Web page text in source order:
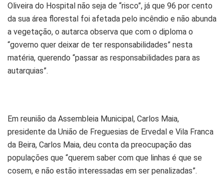
Oliveira do Hospital não seja de “risco”, já que 96 por cento
da sua área florestal foi afetada pelo incêndio e não abunda
a vegetação, o autarca observa que com o diploma o
“governo quer deixar de ter responsabilidades” nesta
matéria, querendo “passar as responsabilidades para as
autarquias”.
Em reunião da Assembleia Municipal, Carlos Maia,
presidente da União de Freguesias de Ervedal e Vila Franca
da Beira, Carlos Maia, deu conta da preocupação das
populações que “querem saber com que linhas é que se
cosem, e não estão interessadas em ser penalizadas”.